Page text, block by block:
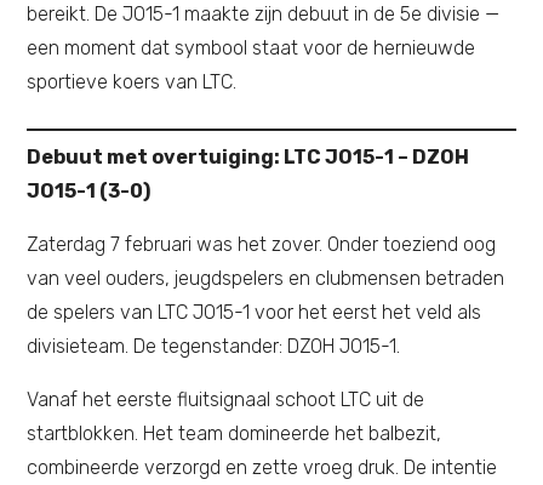
bereikt. De JO15-1 maakte zijn debuut in de 5e divisie —
een moment dat symbool staat voor de hernieuwde
sportieve koers van LTC.
Debuut met overtuiging: LTC JO15-1 – DZOH
JO15-1 (3-0)
Zaterdag 7 februari was het zover. Onder toeziend oog
van veel ouders, jeugdspelers en clubmensen betraden
de spelers van LTC JO15-1 voor het eerst het veld als
divisieteam. De tegenstander: DZOH JO15-1.
Vanaf het eerste fluitsignaal schoot LTC uit de
startblokken. Het team domineerde het balbezit,
combineerde verzorgd en zette vroeg druk. De intentie